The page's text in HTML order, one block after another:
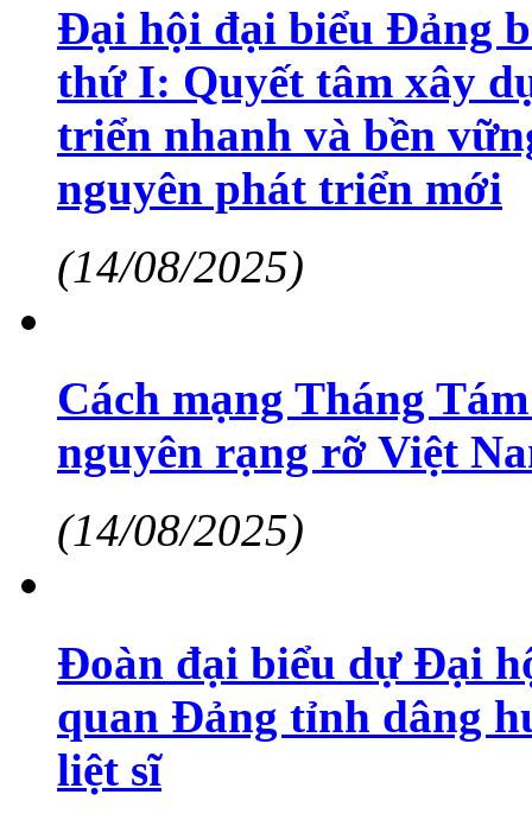
Đại hội đại biểu Đảng
thứ I: Quyết tâm xây
triển nhanh và bền
nguyên phát triển mới
(14/08/2025)
Cách mạng Tháng
nguyên rạng rỡ Việt
(14/08/2025)
Đoàn đại biểu dự Đại
quan Đảng tỉnh dâng
liệt sĩ